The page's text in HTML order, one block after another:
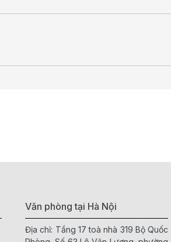
Văn phòng tại Hà Nội
Địa chỉ: Tầng 17 toà nhà 319 Bộ Quốc